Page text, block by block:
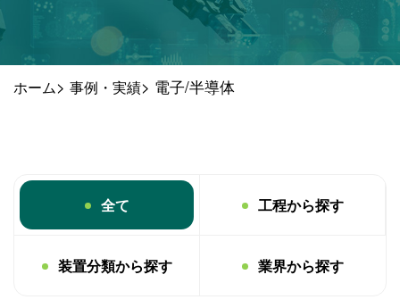
ホーム> 事例・実績> 電子/半導体
全て 工程から探す
装置分類から探す 業界から探す